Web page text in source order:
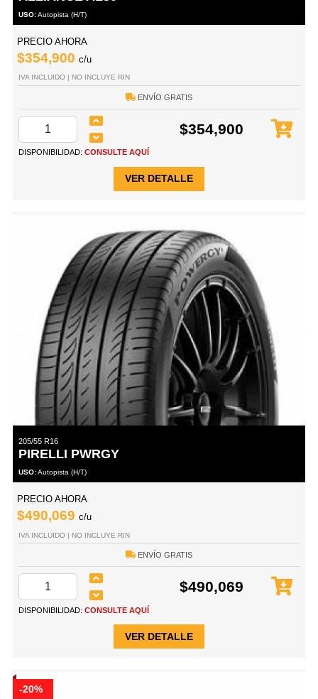
USO:Autopista (H/T)
PRECIO AHORA
$354,900 c/u
IVA INCLUIDO | NO INCLUYE RIN
ENVÍO GRATIS
$354,900
DISPONIBILIDAD: CONSULTE AQUÍ
VER DETALLE
205/55 R16
PIRELLI PWRGY
USO:Autopista (H/T)
PRECIO AHORA
$490,069 c/u
IVA INCLUIDO | NO INCLUYE RIN
ENVÍO GRATIS
$490,069
DISPONIBILIDAD: CONSULTE AQUÍ
VER DETALLE
-20%